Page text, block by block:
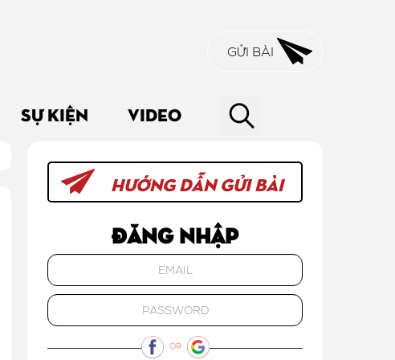
GỬI BÀI
SỰ KIỆN VIDEO
HƯỚNG DẪN GỬI BÀI
Đăng nhập
OR